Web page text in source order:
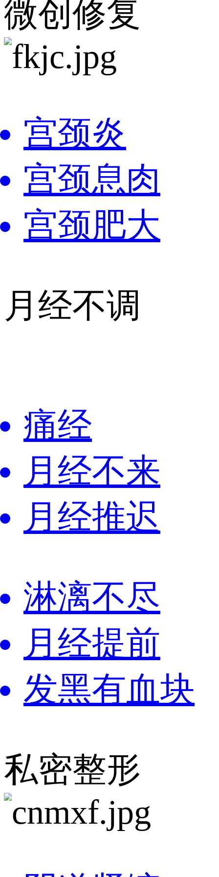
微创修复
宫颈炎
宫颈息肉
宫颈肥大
月经不调
痛经
月经不来
月经推迟
淋漓不尽
月经提前
发黑有血块
私密整形